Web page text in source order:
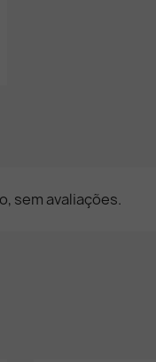
sem avaliações.